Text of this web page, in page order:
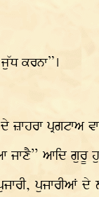
ਜੁੱਧ ਕਰਨਾ”।
ਜ਼ਾਹਰਾ
ਜਾਣੈ” ਆਦਿ ਗੁਰੂ
ਪੁਜਾਰੀਆਂ ਦੇ